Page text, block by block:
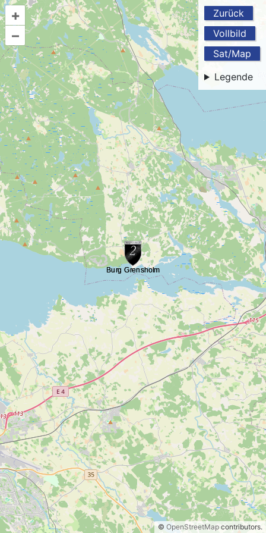
Zurück
Vollbild
Sat/Map
Legende
+
–
© OpenStreetMap contributors.